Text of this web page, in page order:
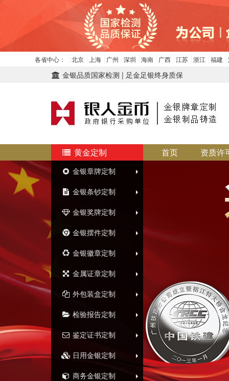
各省中心： 北京 上海 广州 深圳 海南 广西 江苏 浙江 福建
金银品质国家检测 | 足金足银终身质保
黄金定制
金银章牌定制
金银条钞定制
金银奖牌定制
金银摆件定制
金银徽章定制
金属证章定制
外包装盒定制
检验报告定制
鉴定证书定制
日用金银定制
商务金银定制
首页 资质许